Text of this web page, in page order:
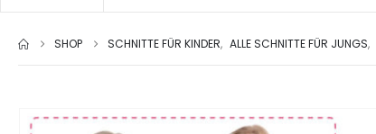
SHOP SCHNITTE FÜR KINDER, ALLE SCHNITTE FÜR JUNGS,